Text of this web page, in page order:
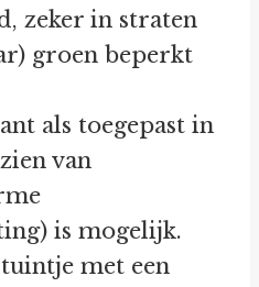
zeker in straten
groen beperkt
als toegepast in
van
is mogelijk.
met een